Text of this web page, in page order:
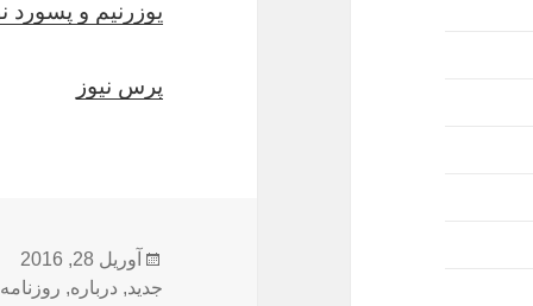
یوزرنیم و پسورد نود
پرس نیوز
ارسال
شده
آوریل 28, 2016
جدید, درباره,